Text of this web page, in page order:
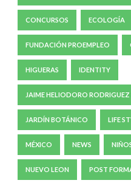
CONCURSOS ECOLOGÍA
FUNDACIÓN PROEMPLEO
HIGUERAS IDENTITY
JAIME HELIODORO
JARDÍN BOTÁNICO LIFE
MÉXICO NEWS
NUEVO LEON POST